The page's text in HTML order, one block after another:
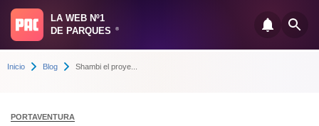
LA WEB Nº1
DE PARQUES
®
Inicio Blog Shambi el proye...
PORTAVENTURA